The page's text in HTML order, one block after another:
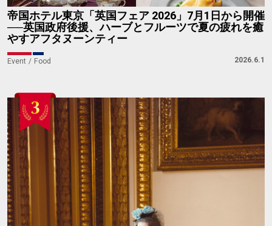
帝国ホテル東京「英国フェア 2026」7月1日から開催
──英国政府後援、ハーブとフルーツで夏の疲れを癒
やすアフタヌーンティー
Event Food 2026.6.1